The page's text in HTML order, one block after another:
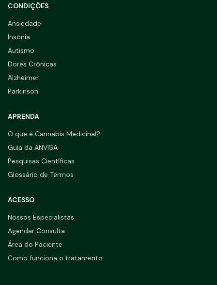
CONDIÇÕES
Ansiedade
Insônia
Autismo
Dores Crônicas
Alzheimer
Parkinson
APRENDA
O que é Cannabis Medicinal?
Guia da ANVISA
Pesquisas Científicas
Glossário de Termos
ACESSO
Nossos Especialistas
Agendar Consulta
Área do Paciente
Como funciona o tratamento